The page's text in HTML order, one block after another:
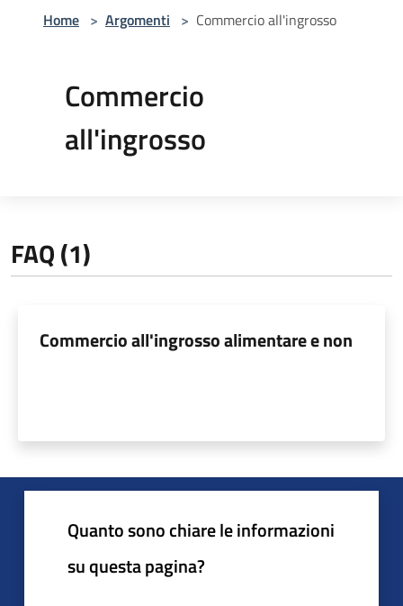
Home > Argomenti > Commercio all'ingrosso
Commercio
all'ingrosso
FAQ (1)
Commercio all'ingrosso alimentare e non
Quanto sono chiare le informazioni
su questa pagina?